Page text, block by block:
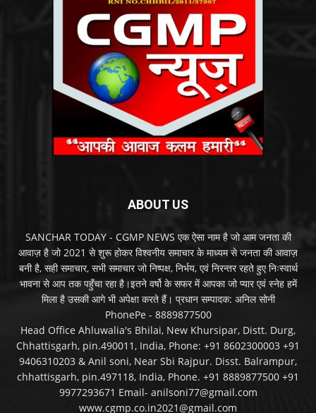
ABOUT US
SANCHAR TODAY - CGMP NEWS एक ऐसा नाम है जो आम जनता की
आवाज़ है जो 2021 से शुरू होकर विश्वनीय समाचार के माध्यम से जनता की आवाज़
बनी है, सही समाचार, सभी समाचार जो निष्पक्ष, निर्भय, एवं निरन्तर रहते हुए निःस्वार्थ
भावना से आप तक पहुँचा रहा है।इतने वर्षो के सफर में आपका जो प्यार एवं स्नेह हमें
मिला है उसकी आगे भी अपेक्षा करते हैं। प्रधान सम्पादक: अनिल सोनी
PhonePe - 8889877500
Head Office Ahluwalia's Bhilai, New Khursipar, Distt. Durg,
Chhattisgarh, pin.490011, India, Phone: +91 8602300003 +91
9406310203 & Anil soni, Near Sbi Rajpur. Disst. Balrampur,
chhattisgarh, pin.497118, India, Phone. +91 8889877500 +91
9977293671 Email- anilsoni77@gmail.com
www.cgmp.co.in2021@gmail.com